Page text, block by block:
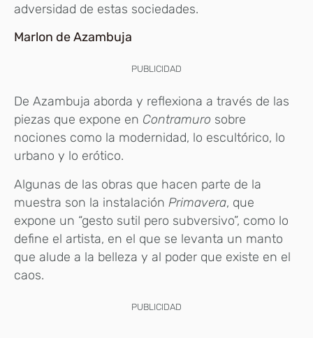
adversidad de estas sociedades.
Marlon de Azambuja
PUBLICIDAD
De Azambuja aborda y reflexiona a través de las
piezas que expone en Contramuro sobre
nociones como la modernidad, lo escultórico, lo
urbano y lo erótico.
Algunas de las obras que hacen parte de la
muestra son la instalación Primavera, que
expone un “gesto sutil pero subversivo”, como lo
define el artista, en el que se levanta un manto
que alude a la belleza y al poder que existe en el
caos.
PUBLICIDAD